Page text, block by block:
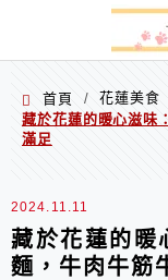
首頁 / 花蓮美食
藏於花蓮的暖心滋味
滿足
2024.11.11
藏於花蓮的暖
麵，牛肉牛筋